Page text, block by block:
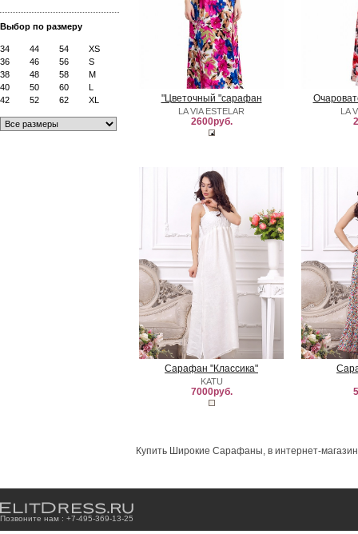
Выбор по размеру
34 44 54
XS
36
46 56
S
38
48 58
M
40
50 60
L
42
52 62 XL "Цветочный "сарафан
LA VIA ESTELAR
2600руб.
LA
Сарафан "Классика"
KATU
7000руб.
Купить Широкие Сарафаны, в интернет-
Позвоните нам : +7-495-369-13-25